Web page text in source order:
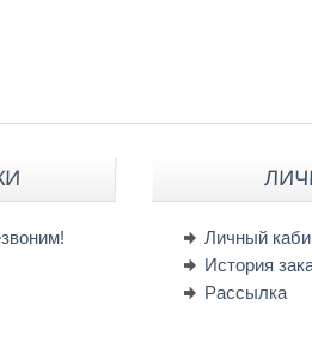
Личный
История
Рассылка